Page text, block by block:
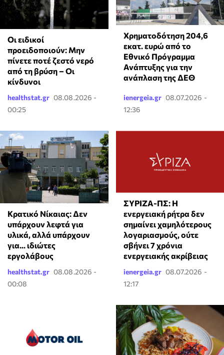
Οι ειδικοί
προειδοποιούν: Μην
πίνετε ποτέ ζεστό νερό
από τη βρύση – Οι
κίνδυνοι
healthstat.gr 08.08.2026 -
00:25
Χρηματοδότηση 204,6
εκατ. ευρώ από το
Εθνικό Πρόγραμμα
Ανάπτυξης για την
ανάπλαση της ΔΕΘ
ienergeia.gr 08.07.2026 -
12:36
Κρατικό Νίκαιας: Δεν
υπάρχουν λεφτά για
υλικά, αλλά υπάρχουν
για... ιδιώτες
εργολάβους
healthstat.gr 08.08.2026 -
00:08
ΣΥΡΙΖΑ-ΠΣ: Η
ενεργειακή ρήτρα δεν
σημαίνει χαμηλότερους
λογαριασμούς, ούτε
σβήνει 7 χρόνια
ενεργειακής ακρίβειας
ienergeia.gr 08.07.2026 -
12:17